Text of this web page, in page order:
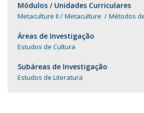
Módulos / Unidades Curriculares
Metaculture II Metaculture Métodos
Áreas de Investigação
Estudos de Cultura
Subáreas de Investigação
Estudos de Literatura